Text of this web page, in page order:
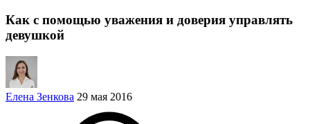
Как с помощью уважения и доверия управлять
девушкой
Елена Зенкова 29 мая 2016